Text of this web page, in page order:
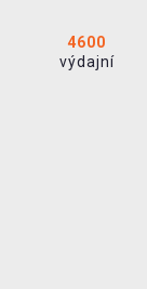
4600
výdajní